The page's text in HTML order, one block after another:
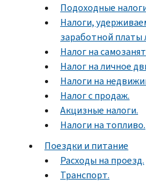
Подоходные
Налоги,
заработной
Налог на
Налог на личное
Налоги на
Налог с продаж.
Акцизные налоги.
Налоги на топливо.
Поездки и питание
Расходы на проезд.
Транспорт.